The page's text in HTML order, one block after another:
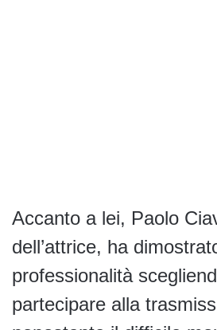
Accanto a lei, Paolo
dell’attrice, ha
professionalità
partecipare alla